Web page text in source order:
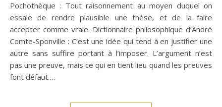
Pochothèque : Tout raisonnement au moyen duquel on
essaie de rendre plausible une thèse, et de la faire
accepter comme vraie. Dictionnaire philosophique d’André
Comte-Sponville : C’est une idée qui tend à en justifier une
autre sans suffire portant à l’imposer. L’argument n’est
pas une preuve, mais ce qui en tient lieu quand les preuves
font défaut.…